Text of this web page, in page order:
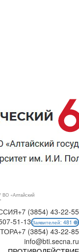
«Алтайский
+7 (3854) 43-22-55
51-13 Заявителей: 481
+7 (3854) 43-22-85
info@bti.secna.ru